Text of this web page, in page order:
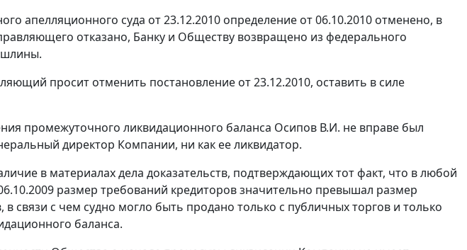
апелляционного суда от 23.12.2010 определение от 06.10.2010 отменено, в
отказано, Банку и Обществу возвращено из федерального
просит отменить постановление от 23.12.2010, оставить в силе
промежуточного ликвидационного баланса Осипов В.И. не вправе был
директор Компании, ни как ее ликвидатор.
в материалах дела доказательств, подтверждающих тот факт, что в любой
размер требований кредиторов значительно превышал размер
связи с чем судно могло быть продано только с публичных торгов и только
баланса.